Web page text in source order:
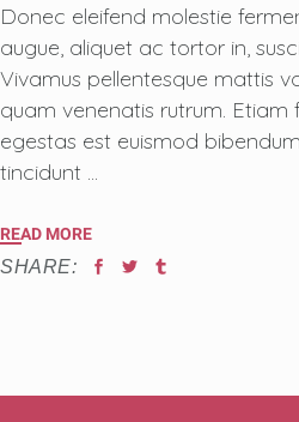
Donec eleifend molestie
augue, aliquet ac tortor in,
Vivamus pellentesque mattis
quam venenatis rutrum. Etiam
egestas est euismod
tincidunt
READ MORE
SHARE: